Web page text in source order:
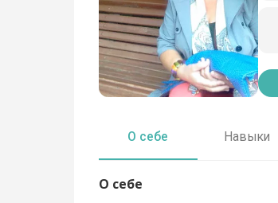
О себе Навыки
О себе